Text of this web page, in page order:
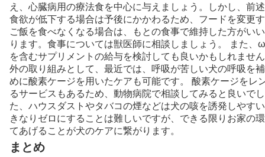
え、心臓病用の療法食を中心に与えましょう。しかし、前
食欲が低下する場合は予後にかかわるため、フードを変更
ご飯を食べなくなる場合は、もとの食事で維持した方がい
ります。食事については獣医師に相談しましょう。 また、
を含むサプリメントの給与を検討しても良いかもしれませ
外の取り組みとして、最近では、呼吸が苦しい犬の呼吸を
めに酸素ケージを用いたケアも可能です。 酸素ケージをレ
るサービスもあるため、動物病院で相談してみると良いで
た、ハウスダストやタバコの煙などは犬の咳を誘発しやす
きなりゼロにすることは難しいですが、できる限りお家の
てあげることが犬のケアに繋がります。
まとめ